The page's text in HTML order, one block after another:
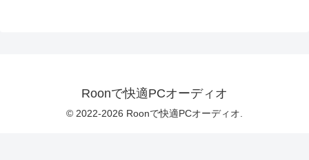
Roonで快適PCオーディオ
© 2022-2026 Roonで快適PCオーディオ.